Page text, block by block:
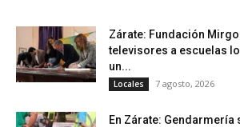
Zárate: Fundación
televisores a escuelas
un...
Locales 7 agosto, 2026
En Zárate: Gendarmería